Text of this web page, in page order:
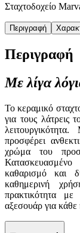
Σταχτοδοχείο
Περιγραφή
Περιγραφή
Με λίγα
Το κεραμικό
για τους λάτρεις
προσφέρει
χρώμα του
καθαρισμό και
καθημερινή
πρακτικότητα με
αξεσουάρ για κάθε